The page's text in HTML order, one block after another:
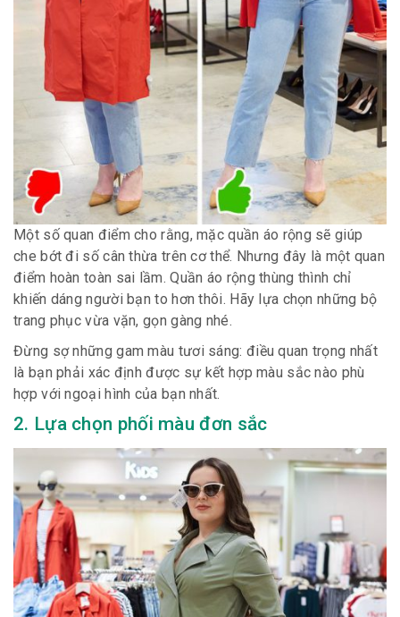
Một số quan điểm cho rằng, mặc quần áo rộng sẽ giúp
che bớt đi số cân thừa trên cơ thể. Nhưng đây là một quan
điểm hoàn toàn sai lầm. Quần áo rộng thùng thình chỉ
khiến dáng người bạn to hơn thôi. Hãy lựa chọn những bộ
trang phục vừa vặn, gọn gàng nhé.
Đừng sợ những gam màu tươi sáng: điều quan trọng nhất
là bạn phải xác định được sự kết hợp màu sắc nào phù
hợp với ngoại hình của bạn nhất.
2. Lựa chọn phối màu đơn sắc